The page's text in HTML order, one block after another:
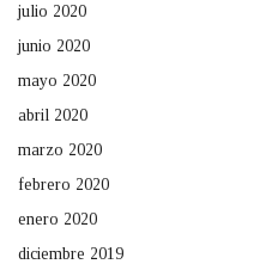
julio 2020
junio 2020
mayo 2020
abril 2020
marzo 2020
febrero 2020
enero 2020
diciembre 2019